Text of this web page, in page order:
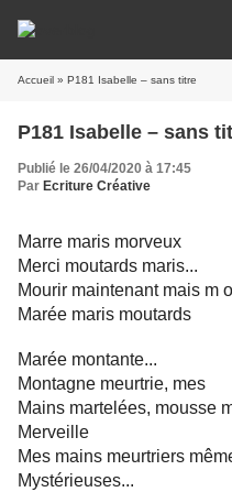
Accueil » P181 Isabelle – sans titre
P181 Isabelle – sans
Publié le 26/04/2020 à 17:45
Par Ecriture Créative
Marre maris morveux
Merci moutards maris...
Mourir maintenant mais m
Marée maris moutards
Marée montante...
Montagne meurtrie, mes
Mains martelées, mousse
Merveille
Mes mains meurtriers
Mystérieuses...